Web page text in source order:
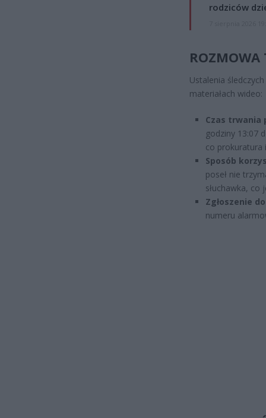
rodziców
ROZMOWA
Ustalenia
materiałach wideo:
Czas trwania
godziny 13:07
co prokuratura
Sposób
poseł nie
słuchawka, co
Zgłoszenie do
numeru